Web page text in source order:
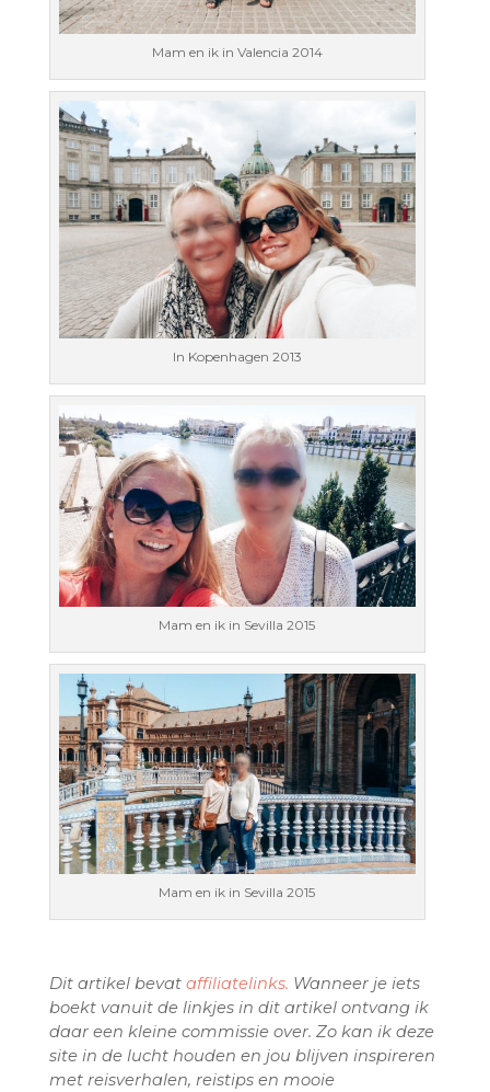
Mam en ik in Valencia 2014
In Kopenhagen 2013
Mam en ik in Sevilla 2015
Mam en ik in Sevilla 2015
Dit artikel bevat affiliatelinks. Wanneer je iets
boekt vanuit de linkjes in dit artikel ontvang ik
daar een kleine commissie over. Zo kan ik deze
site in de lucht houden en jou blijven inspireren
met reisverhalen, reistips en mooie